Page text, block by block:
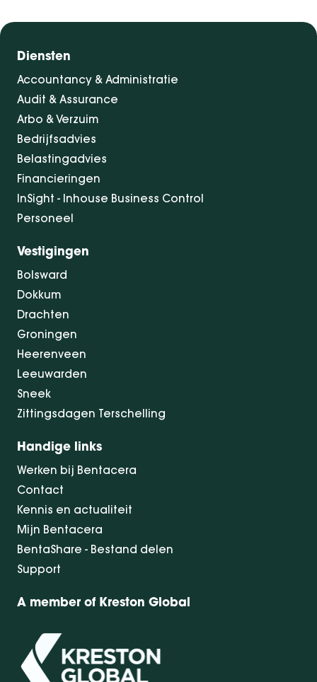
Diensten
Accountancy & Administratie
Audit & Assurance
Arbo & Verzuim
Bedrijfsadvies
Belastingadvies
Financieringen
InSight - Inhouse Business Control
Personeel
Vestigingen
Bolsward
Dokkum
Drachten
Groningen
Heerenveen
Leeuwarden
Sneek
Zittingsdagen Terschelling
Handige links
Werken bij Bentacera
Contact
Kennis en actualiteit
Mijn Bentacera
BentaShare - Bestand delen
Support
A member of Kreston Global